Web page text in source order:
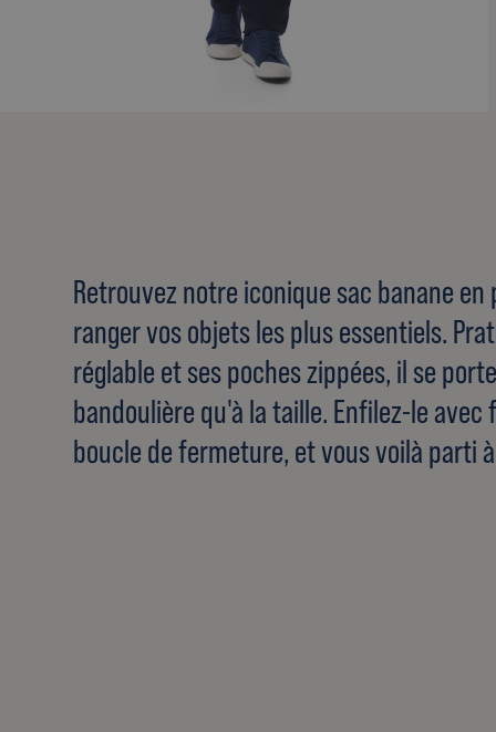
Retrouvez notre iconique sac banane
ranger vos objets les plus essentiels.
réglable et ses poches zippées, il se
bandoulière qu'à la taille. Enfilez-le avec
boucle de fermeture, et vous voilà parti